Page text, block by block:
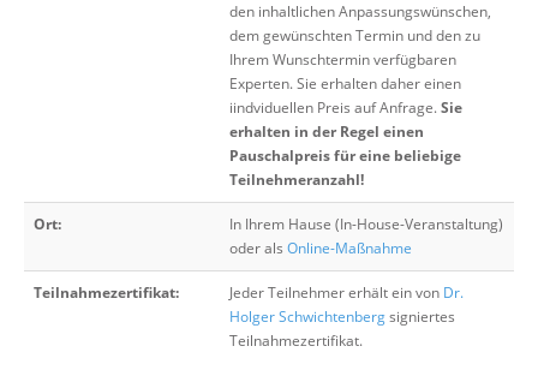
den inhaltlichen Anpassungswünschen,
dem gewünschten Termin und den zu
Ihrem Wunschtermin verfügbaren
Experten. Sie erhalten daher einen
iindviduellen Preis auf Anfrage.Sie
erhalten in der Regel einen
Pauschalpreis für eine beliebige
Teilnehmeranzahl!
Ort:
In Ihrem Hause (In-House-Veranstaltung)
oder als Online-Maßnahme
Teilnahmezertifikat: Jeder Teilnehmer erhält ein von Dr.
Holger Schwichtenbergsigniertes
Teilnahmezertifikat.